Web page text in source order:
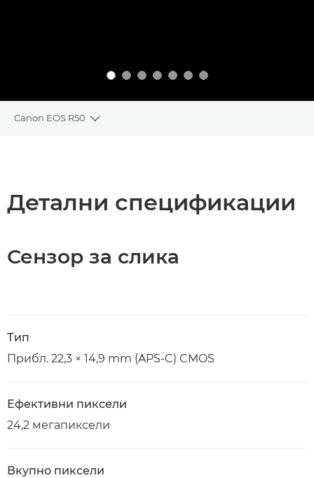
Canon EOS R50
Toggle breadcrumbs
Детални спецификации
Сензор за слика
Тип
Прибл. 22,3 × 14,9 mm (APS-C) CMOS
Ефективни пиксели
24,2 мегапиксели
Вкупно пиксели